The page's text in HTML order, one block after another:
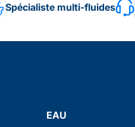
Spécialiste multi-fluides
EAU